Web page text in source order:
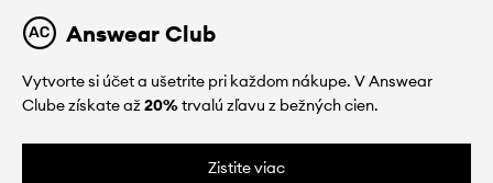
Answear Club
Vytvorte si účet a ušetrite pri každom nákupe. V Answear
Clube získate až20%trvalú zľavu z bežných cien.
Zistite viac